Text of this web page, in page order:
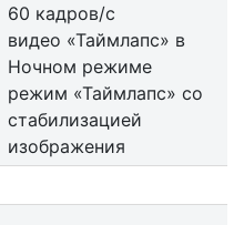
60 кадров/ с
видео «Таймлапс» в
Ночном режиме
режим «Таймлапс» со
стабилизацией
изображения